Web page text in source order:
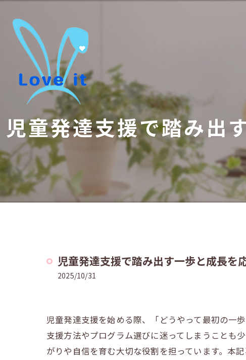
児童発達支援で踏み出
児童発達支援で踏み出す一歩と成長を
2025/10/31
児童発達支援を始める際、「どうやって最初の一
支援方法やプログラム選びに迷ってしまうことも
がりや自信を育む大切な役割を担っています。本